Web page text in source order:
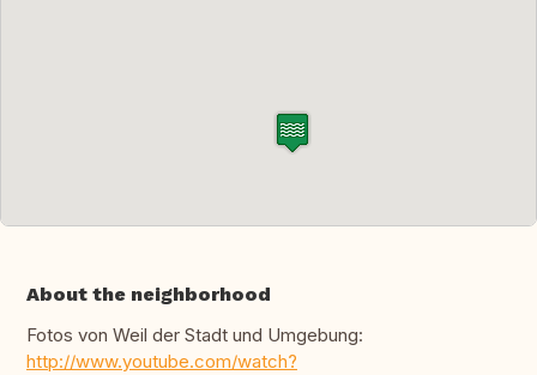
About the neighborhood
Fotos von Weil der Stadt und Umgebung:
http://www.youtube.com/watch?